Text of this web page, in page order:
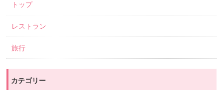
トップ
レストラン
旅行
カテゴリー